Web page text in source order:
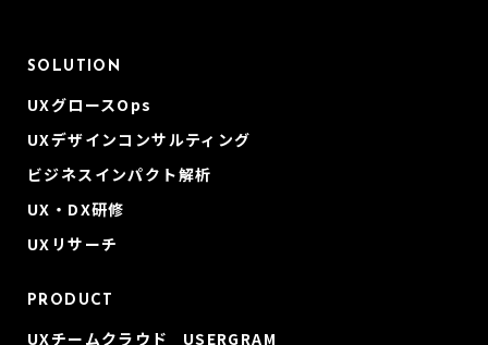
SOLUTION
UXグロースOps
UXデザインコンサルティング
ビジネスインパクト解析
UX・DX研修
UXリサーチ
PRODUCT
UXチームクラウド USERGRAM